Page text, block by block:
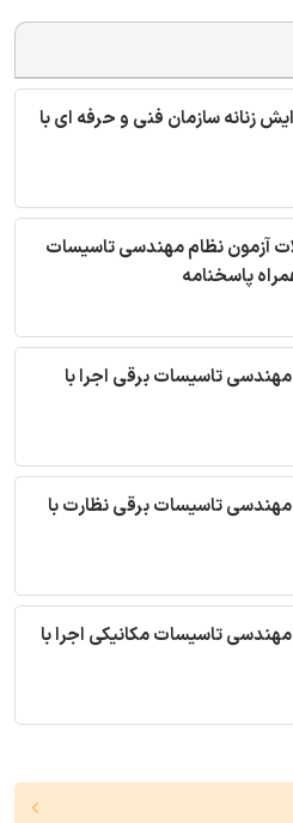
زنانه سازمان فنی و حرفه ای با
آزمون نظام مهندسی تاسیسات
پاسخنامه
تاسیسات برقی اجرا با
مهندسی تاسیسات برقی نظارت با
تاسیسات مکانیکی اجرا با